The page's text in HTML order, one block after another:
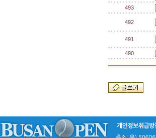
493
492
491
490